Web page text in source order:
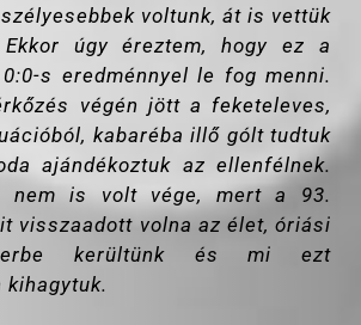
voltunk, át is vettük
úgy éreztem, hogy ez a
s eredménnyel le fog menni.
végén jött a feketeleves,
kabaréba illő gólt tudtuk
ajándékoztuk az ellenfélnek.
nem is volt vége, mert a 93.
visszaadott volna az élet, óriási
kerültünk és mi ezt